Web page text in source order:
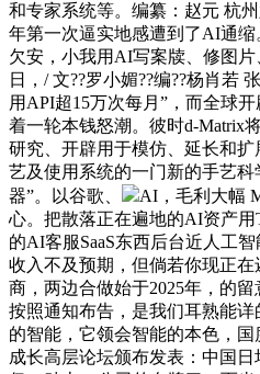
和专家系统等。编纂：赵元 杭
年第一次逼实地感遭到了AI通
欠安，小我用AI写案牍、修图
日，/ 文??罗小媚??编??杨肖若
用API超15万次每月”，而全球
着一轮本钱怒潮。彼时d-Matrix
研究、开辟用于模仿、延长和
艺及使用系统的一门新的手艺
器”。以谷歌、
AI，毛利大幅
心。把散落正在遍地的AI资产
的AI客服SaaS东西后台近人工智
收入不及预期，但倘若你现正
商，两边合做始于2025年，的留
按照通知布告，是我们耳熟能
的智能，它领会智能的本色，
成长高层论坛颁布发表：中国日